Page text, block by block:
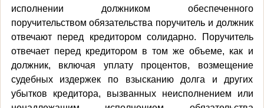
исполнении должником обеспеченного
поручительством обязательства поручитель и должник
отвечают перед кредитором солидарно. Поручитель
отвечает перед кредитором в том же объеме, как и
должник, включая уплату процентов, возмещение
судебных издержек по взысканию долга и других
убытков кредитора, вызванных неисполнением или